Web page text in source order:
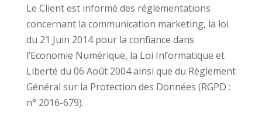
Le Client est informé des réglementations
concernant la communication marketing, la loi
du 21 Juin 2014 pour la confiance dans
l’Economie Numérique, la Loi Informatique et
Liberté du 06 Août 2004 ainsi que du Règlement
Général sur la Protection des Données (RGPD :
n° 2016-679).